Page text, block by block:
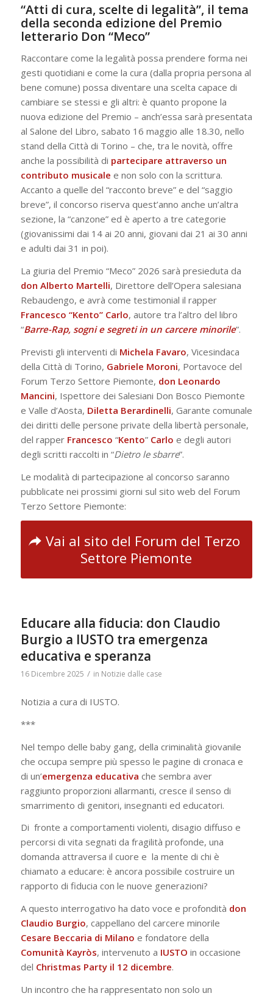
“Atti di cura, scelte di legalità”, il tema
della seconda edizione del Premio
letterario Don “Meco”
Raccontare come la legalità possa prendere forma nei
gesti quotidiani e come la cura (dalla propria persona al
bene comune) possa diventare una scelta capace di
cambiare se stessi e gli altri: è quanto propone la
nuova edizione del Premio – anch’essa sarà presentata
al Salone del Libro, sabato 16 maggio alle 18.30, nello
stand della Città di Torino – che, tra le novità, offre
anche la possibilità di partecipare attraverso un
contributo musicale e non solo con la scrittura.
Accanto a quelle del “racconto breve” e del “saggio
breve”, il concorso riserva quest’anno anche un’altra
sezione, la “canzone” ed è aperto a tre categorie
(giovanissimi dai 14 ai 20 anni, giovani dai 21 ai 30 anni
e adulti dai 31 in poi).
La giuria del Premio “Meco” 2026 sarà presieduta da
don Alberto Martelli, Direttore dell’Opera salesiana
Rebaudengo, e avrà come testimonial il rapper
Francesco “Kento” Carlo, autore tra l’altro del libro
“Barre-Rap, sogni e segreti in un carcere minorile”.
Previsti gli interventi di Michela Favaro, Vicesindaca
della Città di Torino, Gabriele Moroni, Portavoce del
Forum Terzo Settore Piemonte, don Leonardo
Mancini, Ispettore dei Salesiani Don Bosco Piemonte
e Valle d’Aosta, Diletta Berardinelli, Garante comunale
dei diritti delle persone private della libertà personale,
del rapper Francesco “Kento” Carlo e degli autori
degli scritti raccolti in “Dietro le sbarre”.
Le modalità di partecipazione al concorso saranno
pubblicate nei prossimi giorni sul sito web del Forum
Terzo Settore Piemonte:
Vai al sito del Forum del Terzo
Settore Piemonte
Educare alla fiducia: don Claudio
Burgio a IUSTO tra emergenza
educativa e speranza
16 Dicembre 2025 / in Notizie dalle case
Notizia a cura di IUSTO.
***
Nel tempo delle baby gang, della criminalità giovanile
che occupa sempre più spesso le pagine di cronaca e
di un’emergenza educativa che sembra aver
raggiunto proporzioni allarmanti, cresce il senso di
smarrimento di genitori, insegnanti ed educatori.
Di fronte a comportamenti violenti, disagio diffuso e
percorsi di vita segnati da fragilità profonde, una
domanda attraversa il cuore e la mente di chi è
chiamato a educare: è ancora possibile costruire un
rapporto di fiducia con le nuove generazioni?
A questo interrogativo ha dato voce e profondità don
Claudio Burgio, cappellano del carcere minorile
Cesare Beccaria di Milano e fondatore della
Comunità Kayròs, intervenuto a IUSTO in occasione
del Christmas Party il 12 dicembre.
Un incontro che ha rappresentato non solo un